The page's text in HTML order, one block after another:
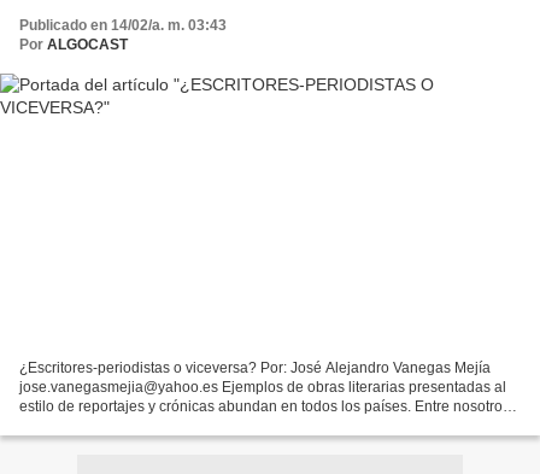
Publicado en 14/02/a. m. 03:43
Por ALGOCAST
¿Escritores-periodistas o viceversa? Por: José Alejandro Vanegas Mejía
jose.vanegasmejia@yahoo.es Ejemplos de obras literarias presentadas al
estilo de reportajes y crónicas abundan en todos los países. Entre nosotros